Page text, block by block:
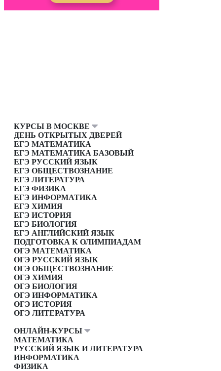
КУРСЫ В МОСКВЕ
ДЕНЬ ОТКРЫТЫХ ДВЕРЕЙ
ЕГЭ МАТЕМАТИКА
ЕГЭ МАТЕМАТИКА БАЗОВЫЙ
ЕГЭ РУССКИЙ ЯЗЫК
ЕГЭ ОБЩЕСТВОЗНАНИЕ
ЕГЭ ЛИТЕРАТУРА
ЕГЭ ФИЗИКА
ЕГЭ ИНФОРМАТИКА
ЕГЭ ХИМИЯ
ЕГЭ ИСТОРИЯ
ЕГЭ БИОЛОГИЯ
ЕГЭ АНГЛИЙСКИЙ ЯЗЫК
ПОДГОТОВКА К ОЛИМПИАДАМ
ОГЭ МАТЕМАТИКА
ОГЭ РУССКИЙ ЯЗЫК
ОГЭ ОБЩЕСТВОЗНАНИЕ
ОГЭ ХИМИЯ
ОГЭ БИОЛОГИЯ
ОГЭ ИНФОРМАТИКА
ОГЭ ИСТОРИЯ
ОГЭ ЛИТЕРАТУРА
ОНЛАЙН-КУРСЫ
МАТЕМАТИКА
РУССКИЙ ЯЗЫК И ЛИТЕРАТУРА
ИНФОРМАТИКА
ФИЗИКА